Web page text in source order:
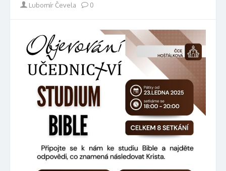
Author
Lubomír Čevela 0